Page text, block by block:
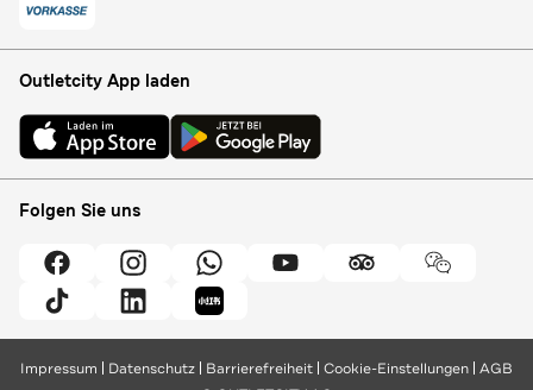
Outletcity App laden
Folgen Sie uns
Impressum Datenschutz Barrierefreiheit Cookie-Einstellungen AGB